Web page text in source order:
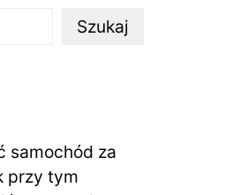
o
Szukaj
samochód za
przy tym